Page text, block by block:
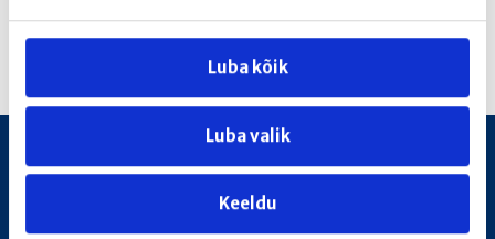
Luba kõik
Luba valik
Keeldu
müüki ja turundust.
Kontakt